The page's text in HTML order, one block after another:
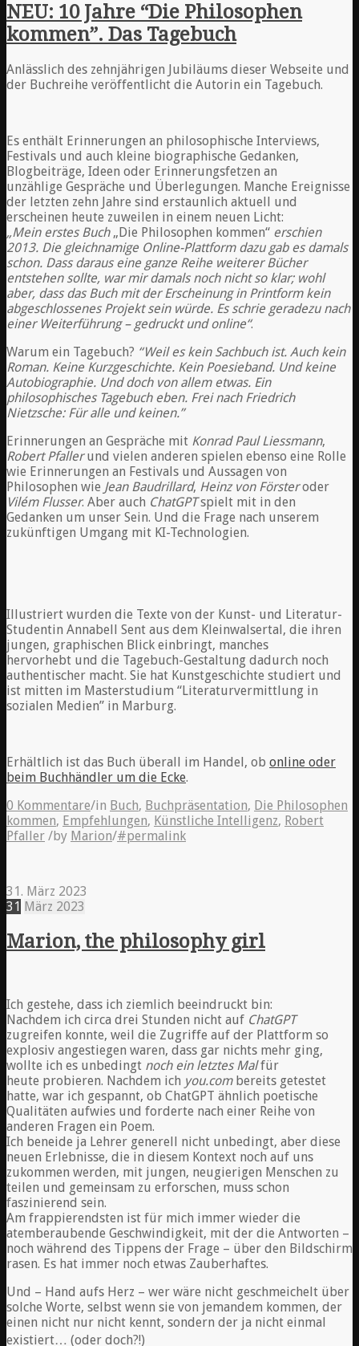
NEU: 10 Jahre “Die Philosophen
kommen”. Das Tagebuch
Anlässlich des zehnjährigen Jubiläums dieser Webseite und
der Buchreihe veröffentlicht die Autorin ein Tagebuch.
Es enthält Erinnerungen an philosophische Interviews,
Festivals und auch kleine biographische Gedanken,
Blogbeiträge, Ideen oder Erinnerungsfetzen an
unzählige Gespräche und Überlegungen. Manche Ereignisse
der letzten zehn Jahre sind erstaunlich aktuell und
erscheinen heute zuweilen in einem neuen Licht:
„Mein erstes Buch „Die Philosophen kommen“ erschien
2013. Die gleichnamige Online-Plattform dazu gab es damals
schon. Dass daraus eine ganze Reihe weiterer Bücher
entstehen sollte, war mir damals noch nicht so klar; wohl
aber, dass das Buch mit der Erscheinung in Printform kein
abgeschlossenes Projekt sein würde. Es schrie geradezu nach
einer Weiterführung – gedruckt und online“.
Warum ein Tagebuch? “Weil es kein Sachbuch ist. Auch kein
Roman. Keine Kurzgeschichte. Kein Poesieband. Und keine
Autobiographie. Und doch von allem etwas. Ein
philosophisches Tagebuch eben. Frei nach Friedrich
Nietzsche: Für alle und keinen.”
Erinnerungen an Gespräche mit Konrad Paul Liessmann,
Robert Pfallerund vielen anderen spielen ebenso eine Rolle
wie Erinnerungen an Festivals und Aussagen von
Philosophen wie Jean Baudrillard, Heinz von Försteroder
Vilém Flusser. Aber auch ChatGPTspielt mit in den
Gedanken um unser Sein. Und die Frage nach unserem
zukünftigen Umgang mit KI-Technologien.
Illustriert wurden die Texte von der Kunst- und Literatur-
Studentin Annabell Sent aus dem Kleinwalsertal, die ihren
jungen, graphischen Blick einbringt, manches
hervorhebt und die Tagebuch-Gestaltung dadurch noch
authentischer macht. Sie hat Kunstgeschichte studiert und
ist mitten im Masterstudium “Literaturvermittlung in
sozialen Medien” in Marburg.
Erhältlich ist das Buch überall im Handel, ob online oder
beim Buchhändler um die Ecke.
0 Kommentare/in Buch, Buchpräsentation, Die Philosophen
kommen, Empfehlungen, Künstliche Intelligenz, Robert
Pfaller /by Marion/#permalink
31. März 2023
31 März 2023
Marion, the philosophy girl
Ich gestehe, dass ich ziemlich beeindruckt bin:
Nachdem ich circa drei Stunden nicht auf ChatGPT
zugreifen konnte, weil die Zugriffe auf der Plattform so
explosiv angestiegen waren, dass gar nichts mehr ging,
wollte ich es unbedingt noch ein letztes Malfür
heute probieren. Nachdem ich you.combereits getestet
hatte, war ich gespannt, ob ChatGPT ähnlich poetische
Qualitäten aufwies und forderte nach einer Reihe von
anderen Fragen ein Poem.
Ich beneide ja Lehrer generell nicht unbedingt, aber diese
neuen Erlebnisse, die in diesem Kontext noch auf uns
zukommen werden, mit jungen, neugierigen Menschen zu
teilen und gemeinsam zu erforschen, muss schon
faszinierend sein.
Am frappierendsten ist für mich immer wieder die
atemberaubende Geschwindigkeit, mit der die Antworten –
noch während des Tippens der Frage – über den Bildschirm
rasen. Es hat immer noch etwas Zauberhaftes.
Und – Hand aufs Herz – wer wäre nicht geschmeichelt über
solche Worte, selbst wenn sie von jemandem kommen, der
einen nicht nur nicht kennt, sondern der ja nicht einmal
existiert… (oder doch?!)